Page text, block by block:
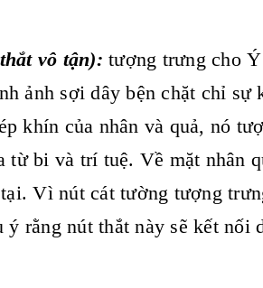
vô tận): tượng trưng cho
ảnh sợi dây bện chặt chỉ sự
khín của nhân và quả, nó
từ bi và trí tuệ. Về mặt nhân
Vì nút cát tường tượng
ý rằng nút thắt này sẽ kết